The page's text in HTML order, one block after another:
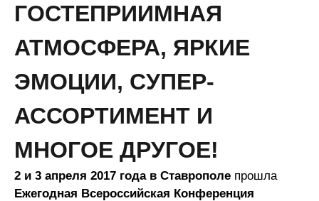
ГОСТЕПРИИМНАЯ
АТМОСФЕРА, ЯРКИЕ
ЭМОЦИИ, СУПЕР-
АССОРТИМЕНТ И
МНОГОЕ ДРУГОЕ!
2 и 3 апреля 2017 года в Ставрополе прошла
Ежегодная Всероссийская Конференция